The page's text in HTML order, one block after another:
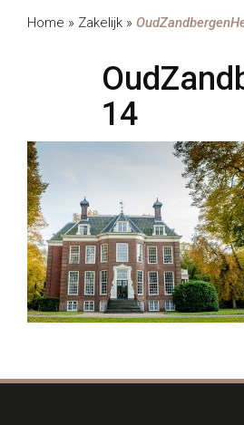
Home » Zakelijk »
14